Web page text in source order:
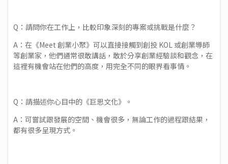
Q：請問你在工作上，比較印象深刻的專案或挑戰是什麼？
A：在《Meet 創業小聚》可以直接接觸到創投 KOL 或創業導師
等創業家，他們通常很敢講話，敢於分享創業經驗談和觀念，在
這裡有機會站在他們的高度，用完全不同的眼界看事情。
Q：請描述你心目中的《巨思文化》。
A：可嘗試跟發展的空間、機會很多，無論工作的過程跟結果，
都有很多呈現方式。